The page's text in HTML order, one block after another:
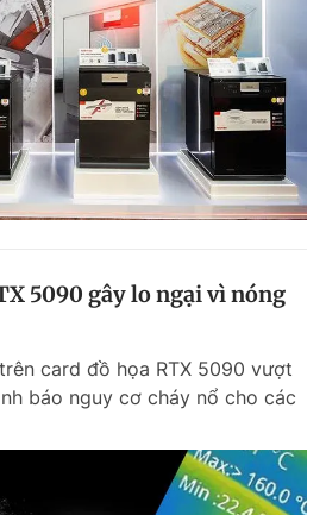
5090 gây lo ngại vì nóng
card đồ họa RTX 5090 vượt
báo nguy cơ cháy nổ cho các